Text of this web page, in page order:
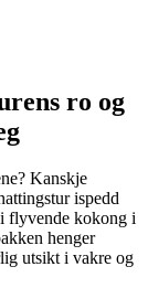
ro og
Kanskje
ispedd
flyvende kokong i
henger
utsikt i vakre og